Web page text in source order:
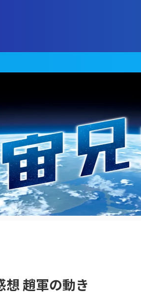
趙軍の動き